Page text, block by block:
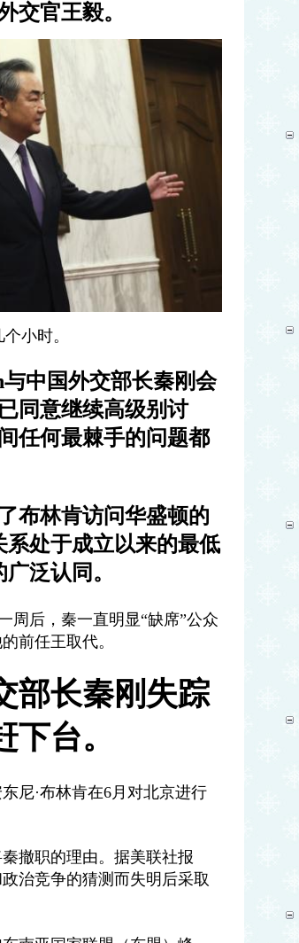
交官王毅。
小时。
与中国外交部长秦刚会
同意继续高级别讨
任何最棘手的问题都
布林肯访问华盛顿的
系处于成立以来的最低
泛认同。
周后，秦一直明显“缺席”公众
前任王取代。
部长秦刚失踪
台。
尼·布林肯在6月对北京进行
撤职的理由。据美联社报
治竞争的猜测而失明后采取